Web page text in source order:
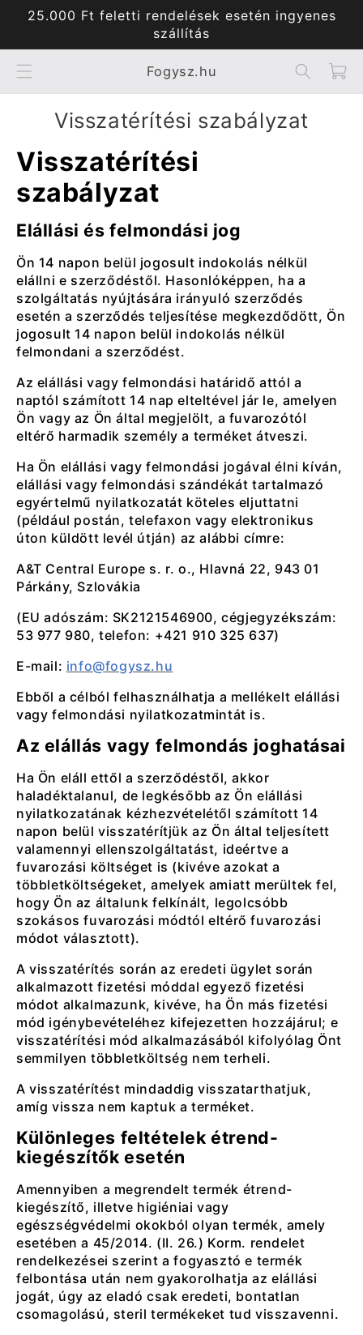
Ugrás a
tartalomhoz
25.000 Ft feletti rendelések esetén ingyenes
szállítás
Fogysz.hu Kosár
visszatérítési szabályzat
Visszatérítési
szabályzat
Elállási és felmondási jog
Ön 14 napon belül jogosult indokolás nélkül
elállni e szerződéstől. Hasonlóképpen, ha a
szolgáltatás nyújtására irányuló szerződés
esetén a szerződés teljesítése megkezdődött, Ön
jogosult 14 napon belül indokolás nélkül
felmondani a szerződést.
Az elállási vagy felmondási határidő attól a
naptól számított 14 nap elteltével jár le, amelyen
Ön vagy az Ön által megjelölt, a fuvarozótól
eltérő harmadik személy a terméket átveszi.
Ha Ön elállási vagy felmondási jogával élni kíván,
elállási vagy felmondási szándékát tartalmazó
egyértelmű nyilatkozatát köteles eljuttatni
(például postán, telefaxon vagy elektronikus
úton küldött levél útján) az alábbi címre:
A&T Central Europe s. r. o., Hlavná 22, 943 01
Párkány, Szlovákia
(EU adószám: SK2121546900, cégjegyzékszám:
53 977 980, telefon: +421 910 325 637)
E-mail: info@fogysz.hu
Ebből a célból felhasználhatja a mellékelt elállási
vagy felmondási nyilatkozatmintát is.
Az elállás vagy felmondás joghatásai
Ha Ön eláll ettől a szerződéstől, akkor
haladéktalanul, de legkésőbb az Ön elállási
nyilatkozatának kézhezvételétől számított 14
napon belül visszatérítjük az Ön által teljesített
valamennyi ellenszolgáltatást, ideértve a
fuvarozási költséget is (kivéve azokat a
többletköltségeket, amelyek amiatt merültek fel,
hogy Ön az általunk felkínált, legolcsóbb
szokásos fuvarozási módtól eltérő fuvarozási
módot választott).
A visszatérítés során az eredeti ügylet során
alkalmazott fizetési móddal egyező fizetési
módot alkalmazunk, kivéve, ha Ön más fizetési
mód igénybevételéhez kifejezetten hozzájárul; e
visszatérítési mód alkalmazásából kifolyólag Önt
semmilyen többletköltség nem terheli.
A visszatérítést mindaddig visszatarthatjuk,
amíg vissza nem kaptuk a terméket.
Különleges feltételek étrend-
kiegészítők esetén
Amennyiben a megrendelt termék étrend-
kiegészítő, illetve higiéniai vagy
egészségvédelmi okokból olyan termék, amely
esetében a 45/2014. (II. 26.) Korm. rendelet
rendelkezései szerint a fogyasztó e termék
felbontása után nem gyakorolhatja az elállási
jogát, úgy az eladó csak eredeti, bontatlan
csomagolású, steril termékeket tud visszavenni.